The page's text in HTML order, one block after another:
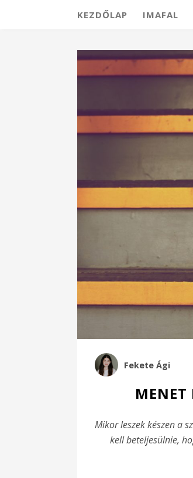
KEZDŐLAP IMAFAL
Fekete Ági
MENET
Mikor leszek készen a
kell beteljesülnie,